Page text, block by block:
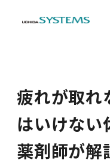
疲れが取れ
はいけない
薬剤師が解